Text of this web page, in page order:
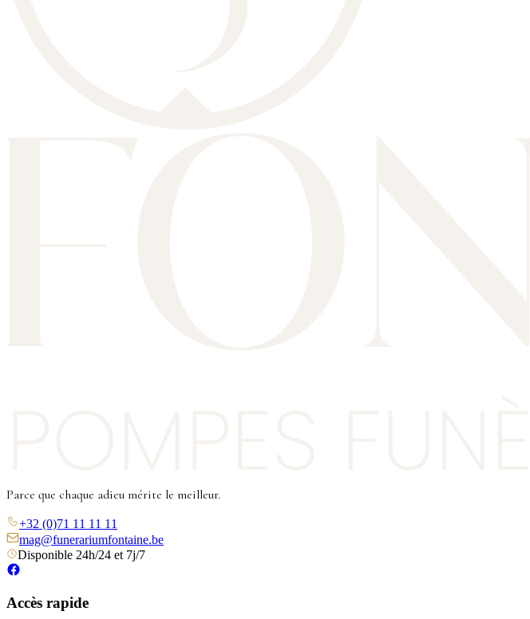
Parce que chaque adieu mérite le meilleur.
+32 (0)71 11 11 11
mag@funerariumfontaine.be
Disponible 24h/24 et 7j/7
Accès rapide